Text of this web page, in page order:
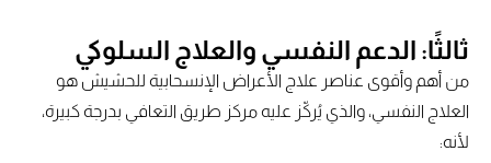
ثالثًا: الدعم النفسي والعلاج السلوكي
من أهم وأقوى عناصر علاج الأعراض الإنسحابية للحشيش هو
العلاج النفسي، والذي يُركّز عليه مركز طريق التعافي بدرجة كبيرة،
لأنه: